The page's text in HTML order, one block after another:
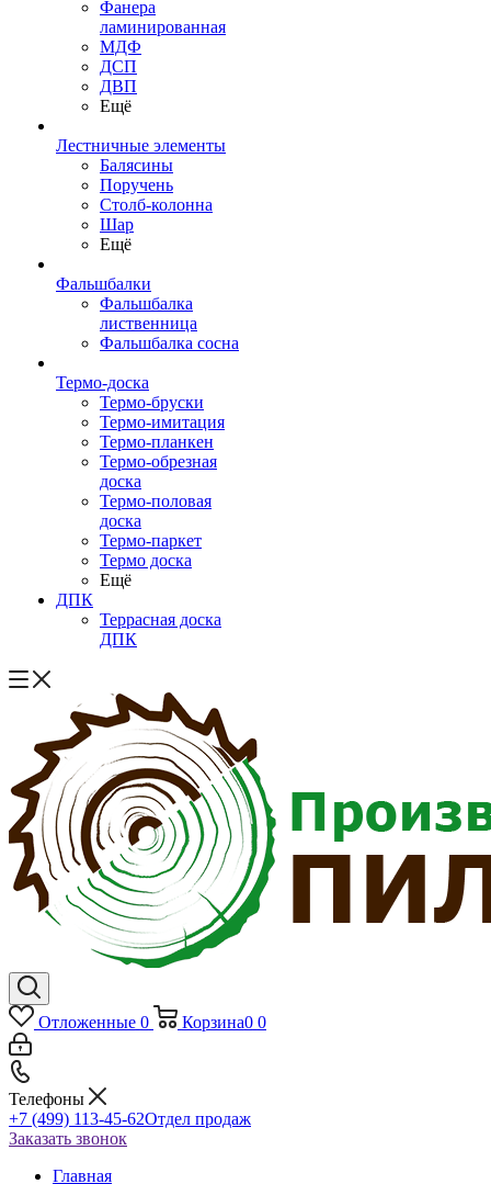
Фанера
ламинированная
МДФ
ДСП
ДВП
Ещё
Лестничные элементы
Балясины
Поручень
Столб-колонна
Шар
Ещё
Фальшбалки
Фальшбалка
лиственница
Фальшбалка сосна
Термо-доска
Термо-бруски
Термо-имитация
Термо-планкен
Термо-обрезная
доска
Термо-половая
доска
Термо-паркет
Термо доска
Ещё
ДПК
Террасная доска
ДПК
Отложенные 0 Корзина0 0
Телефоны
+7 (499) 113-45-62Отдел продаж
Заказать звонок
Главная